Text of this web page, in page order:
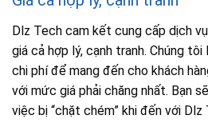
Dlz Tech cam kết cung cấp dịch vụ
giá cả hợp lý, cạnh tranh. Chúng
chi phí để mang đến cho khách
với mức giá phải chăng nhất. Bạn
việc bị “chặt chém” khi đến với Dlz